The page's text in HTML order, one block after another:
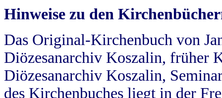
Hinweise zu den
Das Original-Kirchenbuch von
Diözesanarchiv Koszalin, früher
Diözesanarchiv Koszalin,
des Kirchenbuches liegt in der